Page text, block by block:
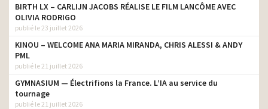
BIRTH LX – CARLIJN JACOBS RÉALISE LE FILM LANCÔME AVEC
OLIVIA RODRIGO
publié le 23 juillet 2026
KINOU – WELCOME ANA MARIA MIRANDA, CHRIS ALESSI & ANDY
PML
publié le 21 juillet 2026
GYMNASIUM — Électrifions la France. L’IA au service du
tournage
publié le 21 juillet 2026